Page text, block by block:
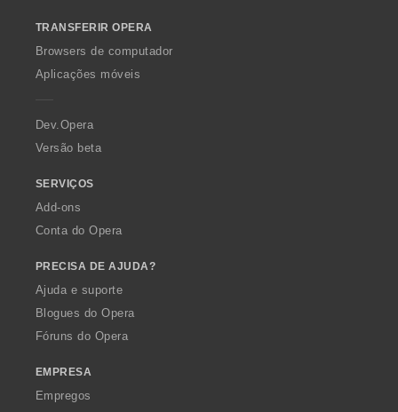
w
O
p
a
TRANSFERIR OPERA
Browsers de computador
Aplicações móveis
Dev.Opera
Versão beta
SERVIÇOS
Add-ons
Conta do Opera
PRECISA DE AJUDA?
Ajuda e suporte
Blogues do Opera
Fóruns do Opera
EMPRESA
Empregos